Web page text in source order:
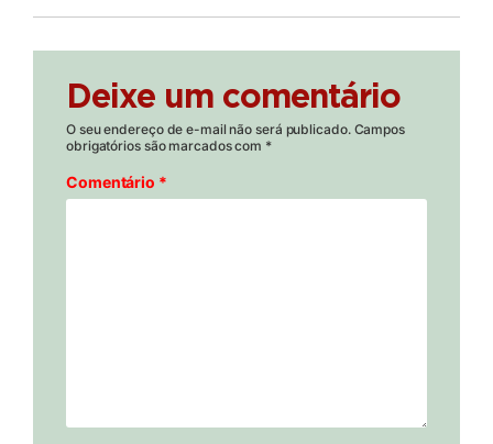
Deixe um comentário
O seu endereço de e-mail não será publicado. Campos
obrigatórios são marcados com *
Comentário *